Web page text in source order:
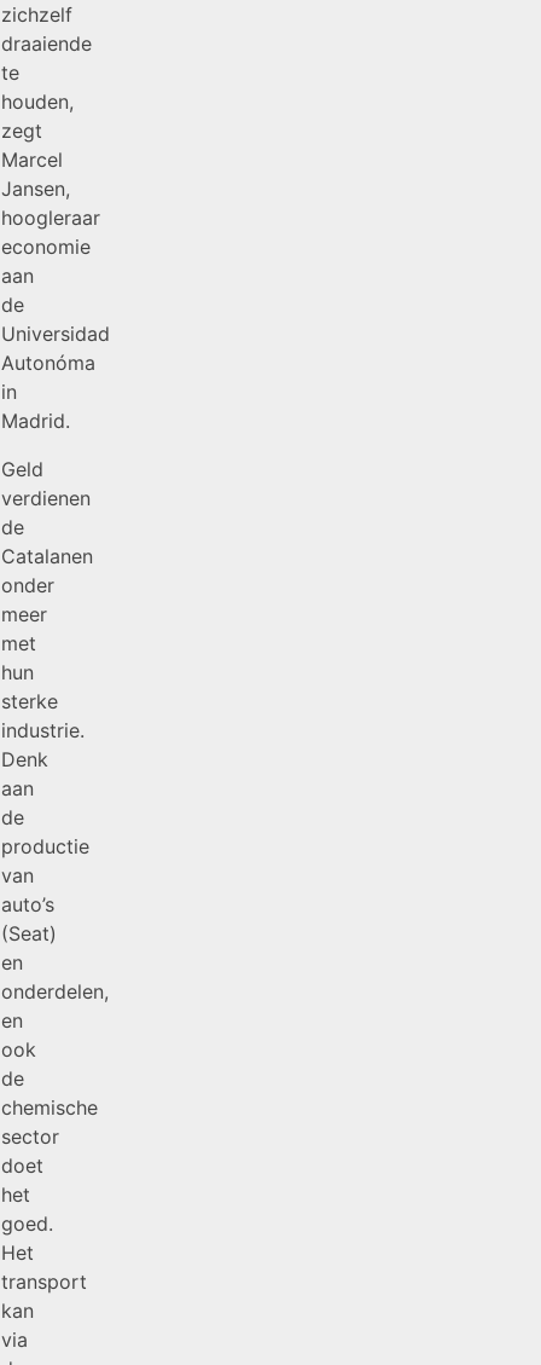
zichzelf
draaiende
te
houden,
zegt
Marcel
Jansen,
hoogleraar
economie
aan
de
Universidad
Autonóma
in
Madrid.
Geld
verdienen
de
Catalanen
onder
meer
met
hun
sterke
industrie.
Denk
aan
de
productie
van
auto’s
(Seat)
en
onderdelen,
en
ook
de
chemische
sector
doet
het
goed.
Het
transport
kan
via